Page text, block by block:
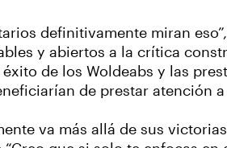
definitivamente miran
y abiertos a la crítica
de los Woldeabs y las
de prestar atención
va más allá de sus